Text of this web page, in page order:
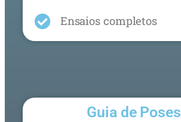
Ensaios completos
Guia de Poses